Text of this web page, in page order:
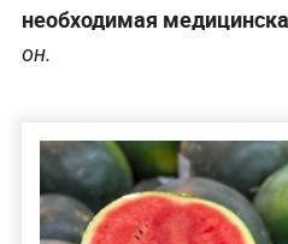
необходимая
он.